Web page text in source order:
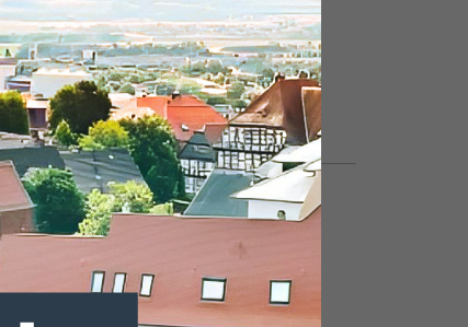
22.08.2023, 07:03 Uhr